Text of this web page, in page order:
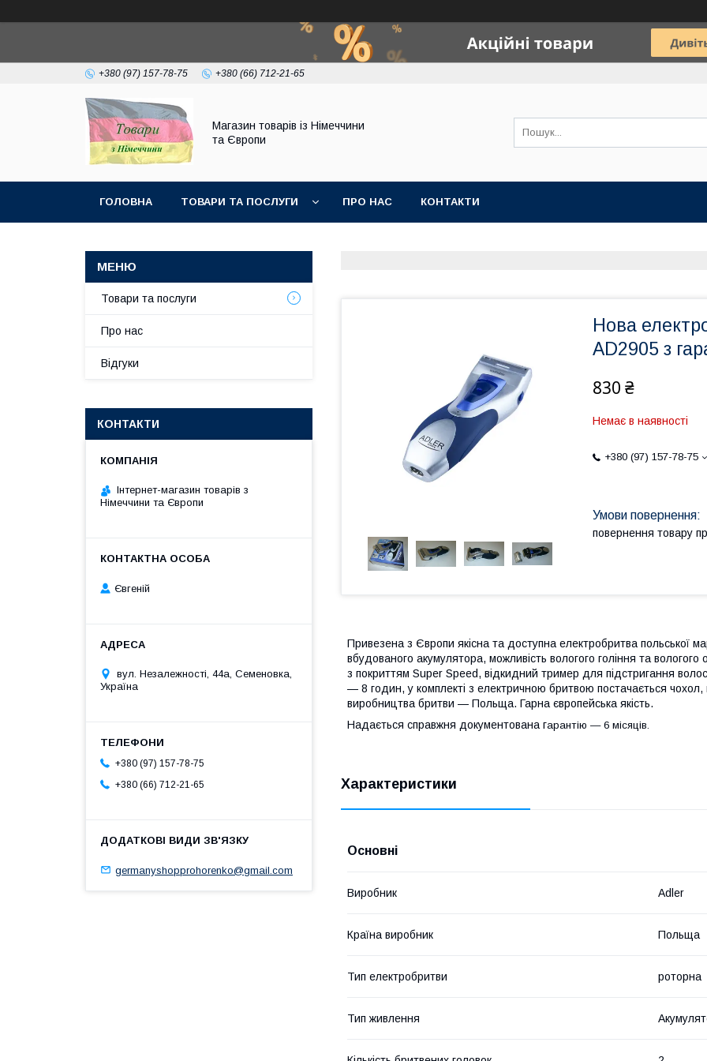
+380 (97) 157-78-75 +380 (66) 712-21-65
Магазин товарів із Німеччини
та Європи
ГОЛОВНА ТОВАРИ ТА ПОСЛУГИ ПРО НАС КОНТАКТИ
Нова
AD2905 з
830 ₴
Немає в наявності
+380 (97) 157-78-75
повернення товару
Привезена з Європи якісна та доступна електробритва польської
вбудованого акумулятора, можливість вологого гоління та
з покриттям Super Speed, відкидний тример для підстригання
— 8 годин, у комплекті з електричною бритвою постачається чохол,
виробництва бритви — Польща. Гарна європейська якість.
Надається справжня документована гарантію — 6 місяців.
Характеристики
Основні
Виробник Adler
Країна виробник Польща
Тип електробритви роторна
Тип живлення
Товари та послуги
Про нас
Відгуки
КОНТАКТИ
Інтернет-магазин товарів з
Німеччини та Європи
Євгеній
вул. Незалежності, 44а, Семеновка,
Україна
+380 (97) 157-78-75
+380 (66) 712-21-65
germanyshopprohorenko@gmail.com